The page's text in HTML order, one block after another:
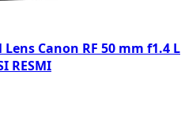
Canon RF 50 mm f1.4 L
RESMI